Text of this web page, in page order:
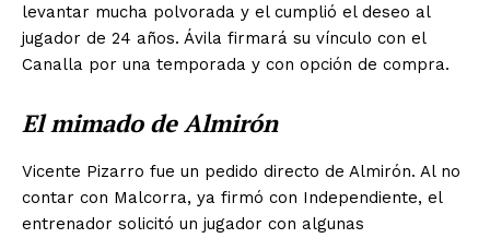
levantar mucha polvorada y el cumplió el deseo al
jugador de 24 años. Ávila firmará su vínculo con el
Canalla por una temporada y con opción de compra.
El mimado de Almirón
Vicente Pizarro fue un pedido directo de Almirón. Al no
contar con Malcorra, ya firmó con Independiente, el
entrenador solicitó un jugador con algunas